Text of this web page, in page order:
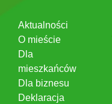
Aktualności
O mieście
Dla
mieszkańców
Dla biznesu
Deklaracja